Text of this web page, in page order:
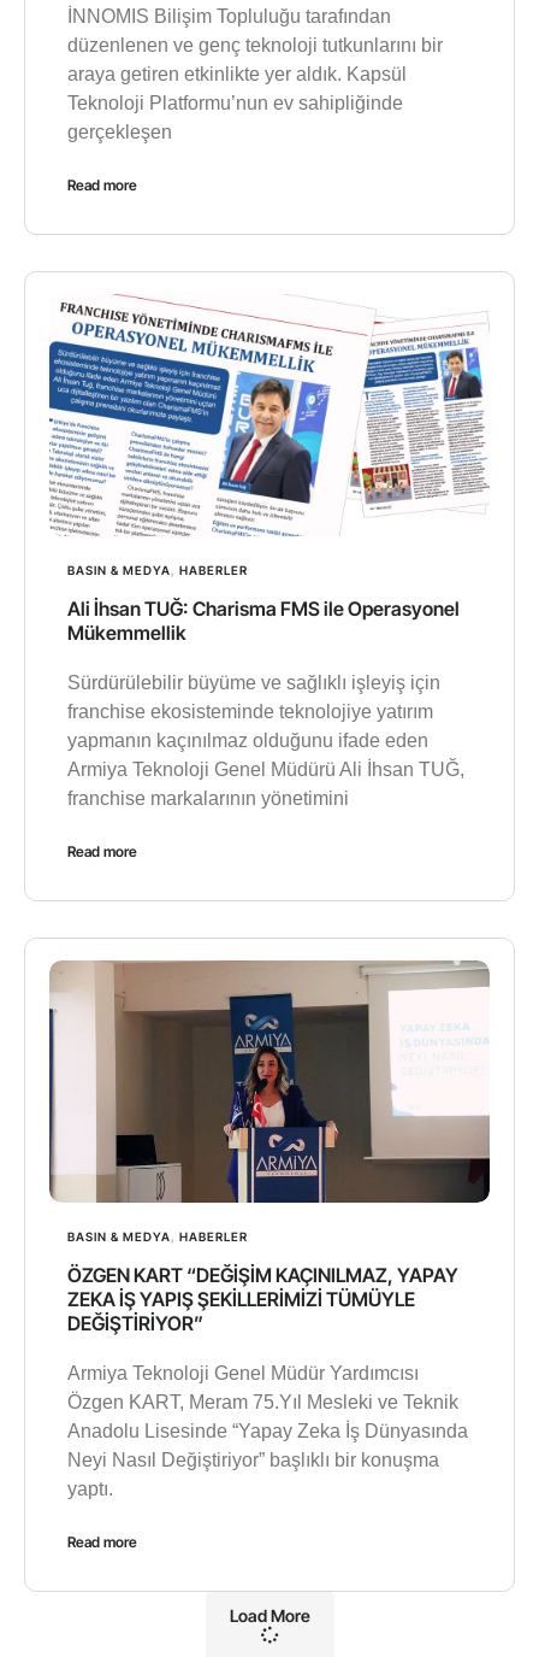
İNNOMIS Bilişim Topluluğu tarafından
düzenlenen ve genç teknoloji tutkunlarını bir
araya getiren etkinlikte yer aldık. Kapsül
Teknoloji Platformu’nun ev sahipliğinde
gerçekleşen
Read more
BASIN & MEDYA HABERLER
Ali İhsan TUĞ: Charisma FMS ile Operasyonel
Mükemmellik
Sürdürülebilir büyüme ve sağlıklı işleyiş için
franchise ekosisteminde teknolojiye yatırım
yapmanın kaçınılmaz olduğunu ifade eden
Armiya Teknoloji Genel Müdürü Ali İhsan TUĞ,
franchise markalarının yönetimini
Read more
BASIN & MEDYA HABERLER
ÖZGEN KART “DEĞİŞİM KAÇINILMAZ, YAPAY
ZEKA İŞ YAPIŞ ŞEKİLLERİMİZİ TÜMÜYLE
DEĞİŞTİRİYOR”
Armiya Teknoloji Genel Müdür Yardımcısı
Özgen KART, Meram 75.Yıl Mesleki ve Teknik
Anadolu Lisesinde “Yapay Zeka İş Dünyasında
Neyi Nasıl Değiştiriyor” başlıklı bir konuşma
yaptı.
Read more
Load More